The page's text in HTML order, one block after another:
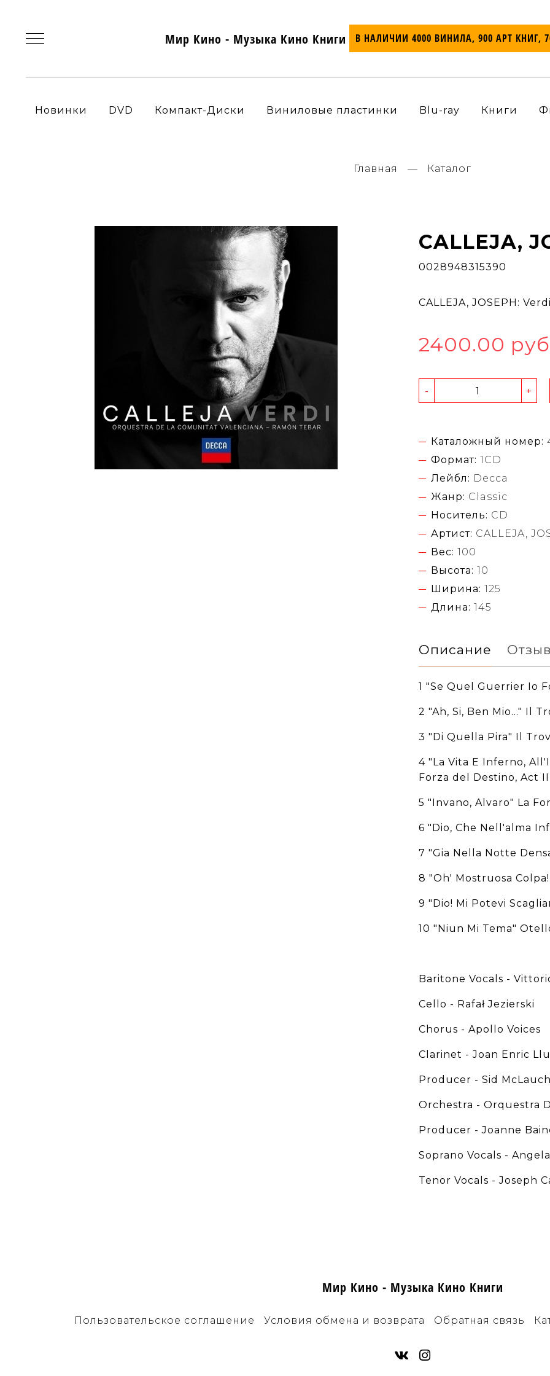
Мир Кино - Музыка Кино Книги В НАЛИЧИИ 4000 ВИНИЛА, 900 АРТ КНИГ,
Новинки DVD Компакт-Диски Виниловые пластинки Blu-ray Книги
Главная Каталог
CALLEJA,
0028948315390
CALLEJA, JOSEPH: Verdi
2400.00 руб
- +
Каталожный номер:
Формат: 1CD
Лейбл: Decca
Жанр: Classic
Носитель: CD
Артист: CALLEJA,
Вес: 100
Высота: 10
Ширина: 125
Длина: 145
Описание
1 "Se Quel Guerrier Io
2 "Ah, Si, Ben Mio..." Il
3 "Di Quella Pira" Il
4 "La Vita E Inferno,
Forza del Destino, Act III
5 "Invano, Alvaro" La
6 "Dio, Che Nell'alma
7 "Gia Nella Notte
8 "Oh' Mostruosa
9 "Dio! Mi Potevi
10 "Niun Mi Tema"
Baritone Vocals -
Cello - Rafał Jezierski
Chorus - Apollo Voices
Clarinet - Joan Enric
Producer - Sid
Orchestra - Orquestra
Producer - Joanne
Soprano Vocals -
Tenor Vocals - Joseph
Мир Кино - Музыка Кино Книги
Пользовательское соглашение Условия обмена и возврата Обратная связь